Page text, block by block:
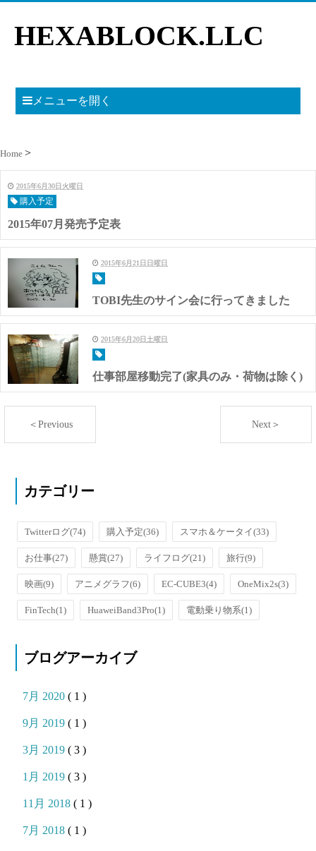
HEXABLOCK.LLC
メニューを開く
Home
2015年6月30日火曜日
購入予定
2015年07月発売予定表
2015年6月21日日曜日
TOBI先生のサイン会に行ってきました
2015年6月20日土曜日
仕事部屋移動完了(家具のみ・荷物は除く)
＜Previous Next＞
カテゴリー
Twitterログ(74) 購入予定(36) スマホ＆ケータイ(33)
お仕事(27) 懸賞(27) ライフログ(21) 旅行(9)
映画(9) アニメグラフ(6) EC-CUBE3(4) OneMix2s(3)
FinTech(1) HuaweiBand3Pro(1) 電動乗り物系(1)
ブログアーカイブ
7月 2020( 1 )
9月 2019( 1 )
3月 2019( 3 )
1月 2019( 3 )
11月 2018( 1 )
7月 2018( 1 )